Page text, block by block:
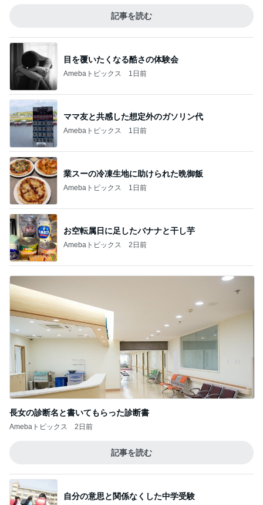
記事を読む
目を覆いたくなる酷さの体験会
Amebaトピックス 1日前
ママ友と共感した想定外のガソリン代
Amebaトピックス 1日前
業スーの冷凍生地に助けられた晩御飯
Amebaトピックス 1日前
お空転属日に足したバナナと干し芋
Amebaトピックス 2日前
長女の診断名と書いてもらった診断書
Amebaトピックス 2日前
記事を読む
自分の意思と関係なくした中学受験